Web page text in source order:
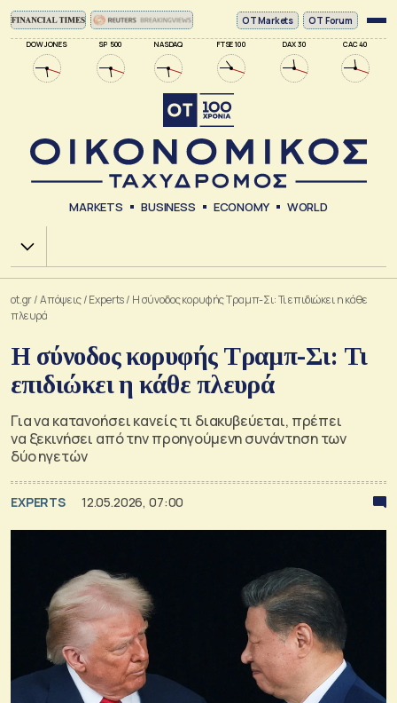
DOW JONES SP 500 NASDAQ FTSE 100 DAX 30 CAC 40
ΟΤ Markets OT Forum
MARKETS BUSINESS ECONOMY WORLD
Χ.Α.
ot.gr/Απόψεις/Experts/ Η σύνοδος κορυφής Τραμπ-Σι: Τι επιδιώκει η κάθε
πλευρά
Η σύνοδος κορυφής Τραμπ-Σι: Τι
επιδιώκει η κάθε πλευρά
Για να κατανοήσει κανείς τι διακυβεύεται, πρέπει
να ξεκινήσει από την προηγούμενη συνάντηση των
δύο ηγετών
EXPERTS 12.05.2026, 07:00